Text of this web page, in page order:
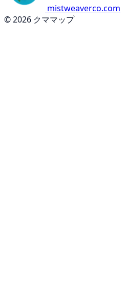
mistweaverco.com
© 2026 クママップ